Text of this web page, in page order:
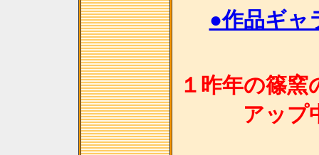
●作品ギャ
１昨年の篠窯
アップ